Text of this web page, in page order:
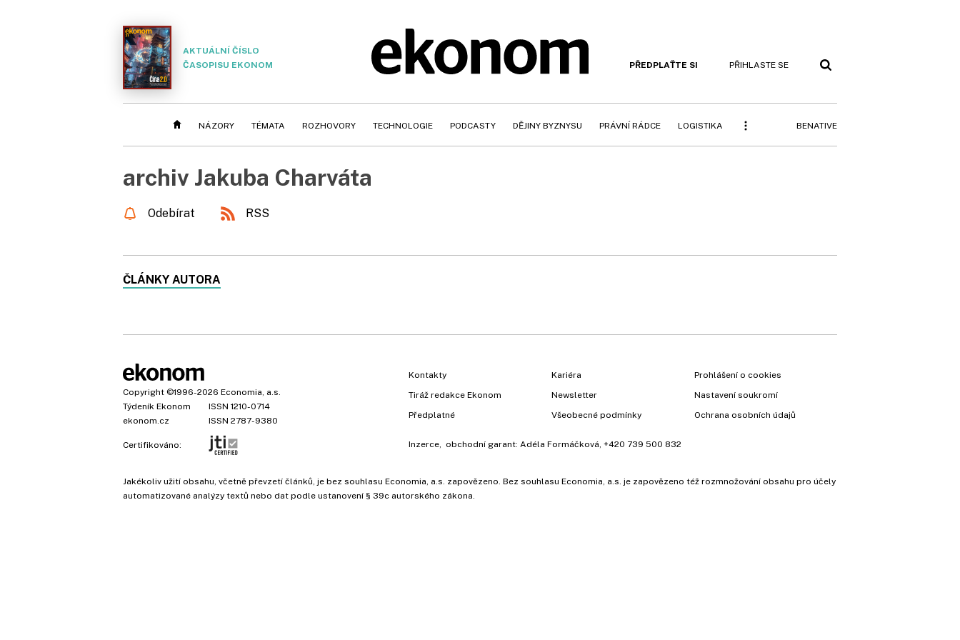
AKTUÁLNÍ ČÍSLO
ČASOPISU EKONOM
PŘEDPLAŤTE SI PŘIHLASTE SE
NÁZORY TÉMATA ROZHOVORY TECHNOLOGIE PODCASTY DĚJINY BYZNYSU PRÁVNÍ RÁDCE LOGISTIKA BENATIVE
archiv Jakuba Charváta
Odebírat RSS
ČLÁNKY AUTORA
Copyright ©1996-2026 Economia, a.s.
Týdeník Ekonom
ISSN 1210-0714
ekonom.cz
ISSN 2787-9380
Certifikováno:
Kontakty
Tiráž redakce Ekonom
Předplatné
Kariéra
Newsletter
Všeobecné podmínky
Prohlášení o cookies
Nastavení soukromí
Ochrana osobních údajů
Inzerce , obchodní garant: Adéla Formáčková +420 739 500 832
Jakékoliv užití obsahu, včetně převzetí článků, je bez souhlasu Economia, a.s. zapovězeno. Bez souhlasu Economia, a.s. je zapovězeno též rozmnožování obsahu pro účely
automatizované analýzy textů nebo dat podle ustanovení § 39c autorského zákona.